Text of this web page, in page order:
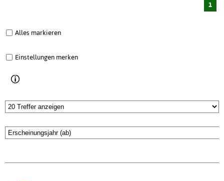
1
Alles markieren
Einstellungen merken